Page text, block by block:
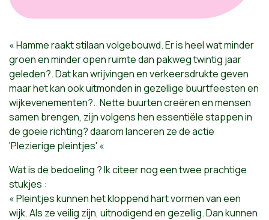
« Hamme raakt stilaan volgebouwd. Er is heel wat minder
groen en minder open ruimte dan pakweg twintig jaar
geleden?. Dat kan wrijvingen en verkeersdrukte geven
maar het kan ook uitmonden in gezellige buurtfeesten en
wijkevenementen?.. Nette buurten creëren en mensen
samen brengen, zijn volgens hen essentiële stappen in
de goeie richting? daarom lanceren ze de actie
'Plezierige pleintjes' «
Wat is de bedoeling ? Ik citeer nog een twee prachtige
stukjes :
« Pleintjes kunnen het kloppend hart vormen van een
wijk. Als ze veilig zijn, uitnodigend en gezellig. Dan kunnen